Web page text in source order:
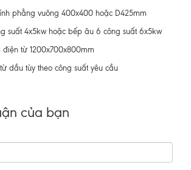
phẳng vuông 400x400 hoặc D425mm
suất 4x5kw hoặc bếp âu 6 công suất 6x5kw
từ 1200x700x800mm
dầu tùy theo công suất yêu cầu
của bạn